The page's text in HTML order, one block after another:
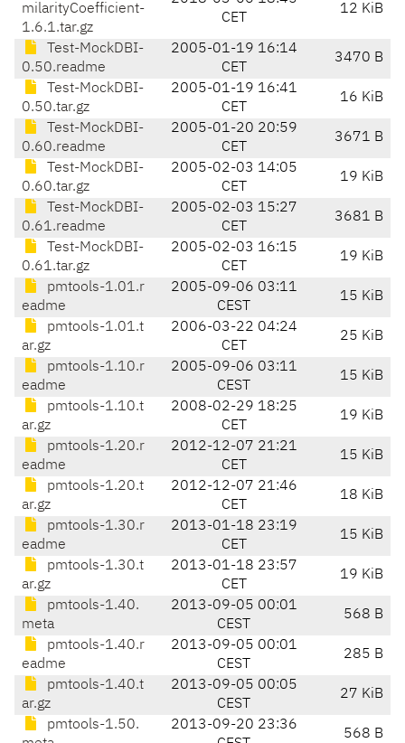
milarityCoefficient-
1.6.1.tar.gz
CET
12 KiB
Test-MockDBI-
0.50.readme
2005-01-19 16:14
CET
3470 B
Test-MockDBI-
0.50.tar.gz
2005-01-19 16:41
CET
16 KiB
Test-MockDBI-
0.60.readme
2005-01-20 20:59
CET
3671 B
Test-MockDBI-
0.60.tar.gz
2005-02-03 14:05
CET
19 KiB
Test-MockDBI-
0.61.readme
2005-02-03 15:27
CET
3681 B
Test-MockDBI-
0.61.tar.gz
2005-02-03 16:15
CET
19 KiB
pmtools-1.01.r
eadme
2005-09-06 03:11
CEST
15 KiB
pmtools-1.01.t
ar.gz
2006-03-22 04:24
CET
25 KiB
pmtools-1.10.r
eadme
2005-09-06 03:11
CEST
15 KiB
pmtools-1.10.t
ar.gz
2008-02-29 18:25
CET
19 KiB
pmtools-1.20.r
eadme
2012-12-07 21:21
CET
15 KiB
pmtools-1.20.t
ar.gz
2012-12-07 21:46
CET
18 KiB
pmtools-1.30.r
eadme
2013-01-18 23:19
CET
15 KiB
pmtools-1.30.t
ar.gz
2013-01-18 23:57
CET
19 KiB
pmtools-1.40.
meta
2013-09-05 00:01
CEST
568 B
pmtools-1.40.r
eadme
2013-09-05 00:01
CEST
285 B
pmtools-1.40.t
ar.gz
2013-09-05 00:05
CEST
27 KiB
pmtools-1.50.
2013-09-20 23:36
568 B